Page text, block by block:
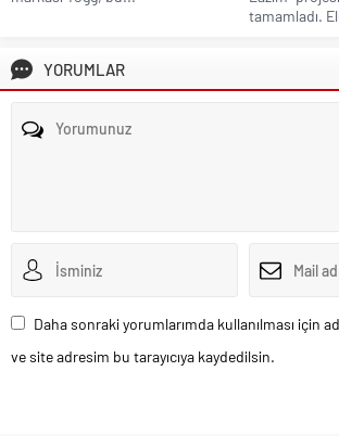
tamamladı.
YORUMLAR
Daha sonraki yorumlarımda kullanılması için
ve site adresim bu tarayıcıya kaydedilsin.